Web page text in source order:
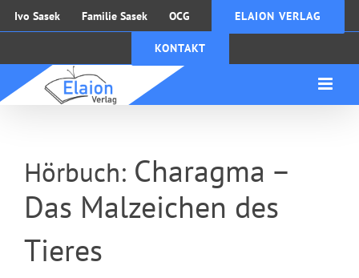
Zum
Inhalt
Ivo Sasek Familie Sasek OCG ELAION VERLAG
KONTAKT
Hörbuch: Charagma –
Das Malzeichen des
Tieres